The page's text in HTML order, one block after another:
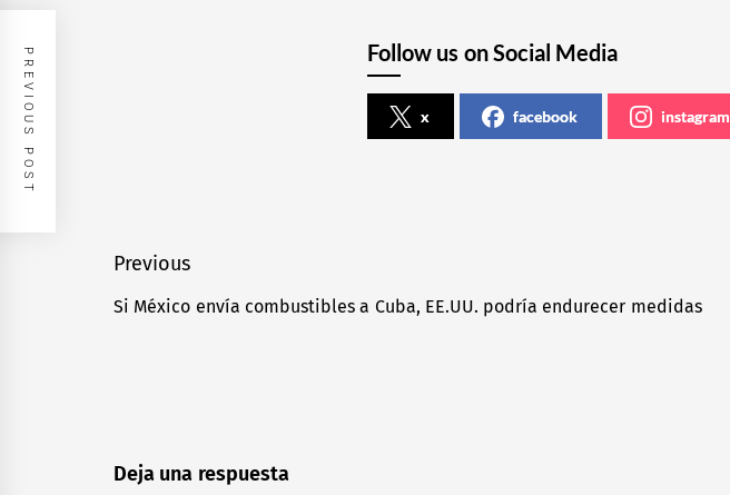
Follow us on Social Media
x facebook instagram
Navegación
de
Previous
Previous
Si México envía combustibles a Cuba, EE.UU. podría endurecer medidas
PREVIOUS POST
Deja una respuesta